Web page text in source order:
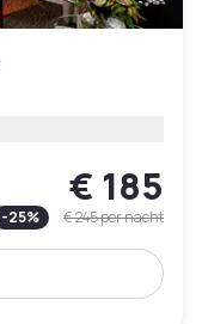
€ 185
-25% € 245per nacht